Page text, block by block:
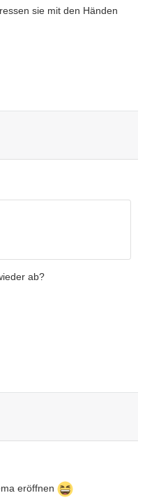
sie mit den Händen
ab?
eröffnen